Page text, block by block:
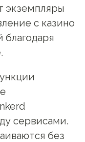
экземпляры
с казино
сервисами.
без